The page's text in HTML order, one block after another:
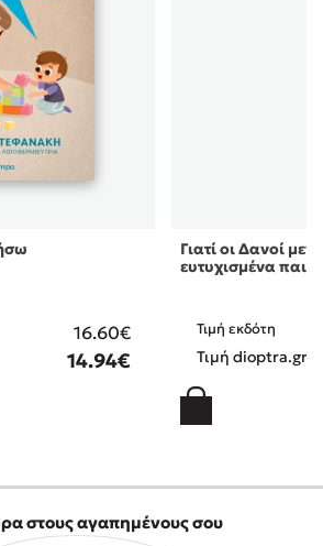
16.60€
14.94€
Γιατί οι Δανοί
ευτυχισμένα
Τιμή εκδότη
Τιμή dioptra.gr
στους αγαπημένους σου